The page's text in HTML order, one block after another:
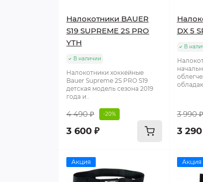
Налокотники BAUER
S19 SUPREME 2S PRO
YTH
В наличии
Налокотники хоккейные
Bauer Supreme 2S PRO S19
детская модель сезона 2019
года и..
4 490 ₽ -20%
3 600 ₽
DX 5
В
3 990 ₽
3
Акция Акция